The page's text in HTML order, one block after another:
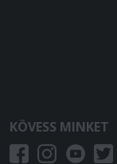
KÖVESS MINKET